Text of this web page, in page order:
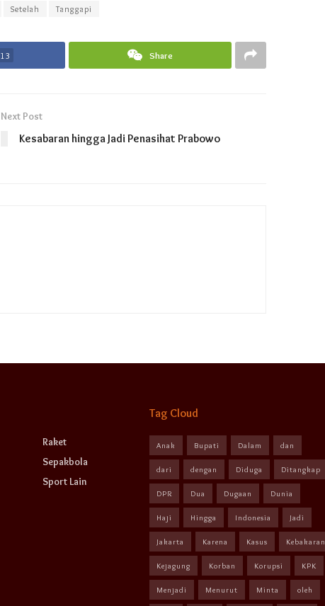
Setelah Tanggapi
13 Share
Next Post
Kesabaran hingga Jadi Penasihat Prabowo
Raket
Sepakbola
Sport Lain
Tag Cloud
Anak Bupati Dalam dan
dari dengan Diduga Ditangkap
DPR Dua Dugaan Dunia
Haji Hingga Indonesia Jadi
Jakarta Karena Kasus Kebakaran
Kejagung Korban Korupsi KPK
Menjadi Menurut Minta oleh